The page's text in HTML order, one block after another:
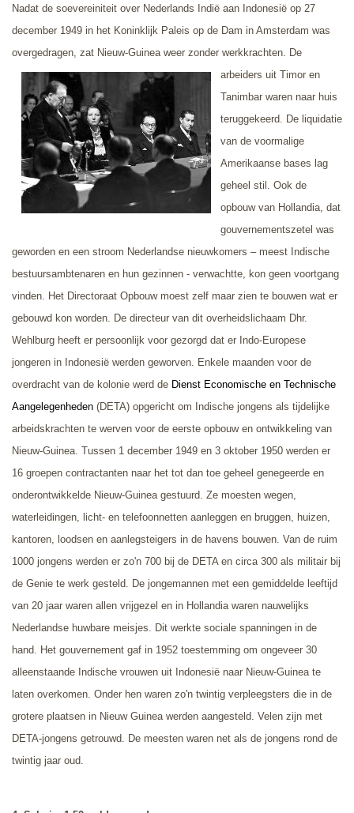
Nadat de soevereiniteit over Nederlands Indië aan Indonesië op 27
december 1949 in het Koninklijk Paleis op de Dam in Amsterdam was
overgedragen, zat Nieuw-Guinea weer zonder werkkrachten.
De
arbeiders uit Timor en
Tanimbar waren naar huis
teruggekeerd. De liquidatie
van de voormalige
Amerikaanse bases lag
geheel stil. Ook de
opbouw van Hollandia, dat
gouvernementszetel was
geworden en een stroom Nederlandse nieuwkomers – meest Indische
bestuursambtenaren en hun gezinnen - verwachtte, kon geen voortgang
vinden. Het Directoraat Opbouw moest zelf maar zien te bouwen wat er
gebouwd kon worden. De directeur van dit overheidslichaam Dhr.
Wehlburg heeft er persoonlijk voor gezorgd dat er Indo-Europese
jongeren in Indonesië werden geworven. Enkele maanden voor de
overdracht van de kolonie werd de Dienst Economische en Technische
Aangelegenheden (DETA) opgericht om Indische jongens als tijdelijke
arbeidskrachten te werven voor de eerste opbouw en ontwikkeling van
Nieuw-Guinea. Tussen 1 december 1949 en 3 oktober 1950 werden er
16 groepen contractanten naar het tot dan toe geheel genegeerde en
onderontwikkelde Nieuw-Guinea gestuurd. Ze moesten wegen,
waterleidingen, licht- en telefoonnetten aanleggen en bruggen, huizen,
kantoren, loodsen en aanlegsteigers in de havens bouwen. Van de ruim
1000 jongens werden er zo'n 700 bij de DETA en circa 300 als militair bij
de Genie te werk gesteld. De jongemannen met een gemiddelde leeftijd
van 20 jaar waren allen vrijgezel en in Hollandia waren nauwelijks
Nederlandse huwbare meisjes. Dit werkte sociale spanningen in de
hand. Het gouvernement gaf in 1952 toestemming om ongeveer 30
alleenstaande Indische vrouwen uit Indonesië naar Nieuw-Guinea te
laten overkomen. Onder hen waren zo'n twintig verpleegsters die in de
grotere plaatsen in Nieuw Guinea werden aangesteld. Velen zijn met
DETA-jongens getrouwd. De meesten waren net als de jongens rond de
twintig jaar oud.